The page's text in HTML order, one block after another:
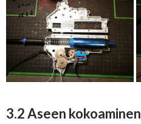
3.2 Aseen kokoaminen